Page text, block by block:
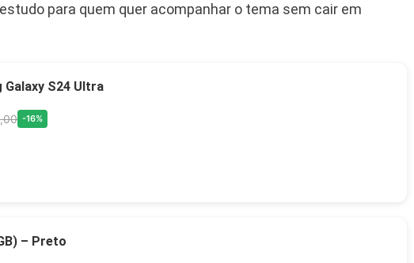
para quem quer acompanhar o tema sem cair em
S24 Ultra
-16%
– Preto